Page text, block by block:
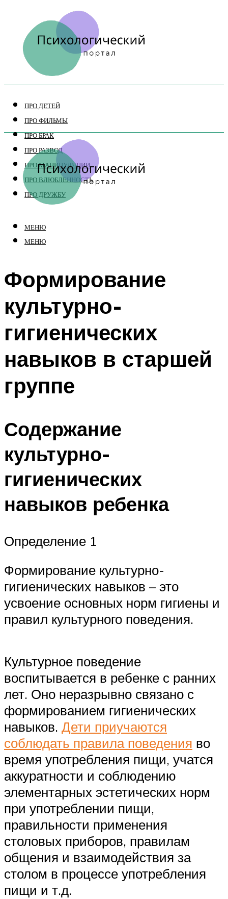
ПРО ДЕТЕЙ
ПРО ФИЛЬМЫ
ПРО БРАК
ПРО РАЗВОД
ПРО МАНИПУЛЯЦИИ
ПРО ВЛЮБЛЕННОСТЬ
ПРО ДРУЖБУ
МЕНЮ
МЕНЮ
Формирование
культурно-
гигиенических
навыков в старшей
группе
Содержание
культурно-
гигиенических
навыков ребенка
Определение 1
Формирование культурно-
гигиенических навыков – это
усвоение основных норм гигиены и
правил культурного поведения.
Культурное поведение
воспитывается в ребенке с ранних
лет. Оно неразрывно связано с
формированием гигиенических
навыков. Дети приучаются
соблюдать правила поведения во
время употребления пищи, учатся
аккуратности и соблюдению
элементарных эстетических норм
при употреблении пищи,
правильности применения
столовых приборов, правилам
общения и взаимодействия за
столом в процессе употребления
пищи и т.д.